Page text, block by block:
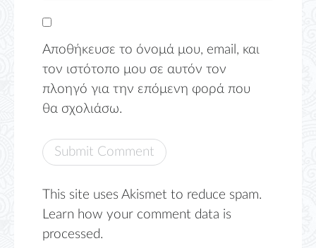
Αποθήκευσε το όνομά μου, email, και
τον ιστότοπο μου σε αυτόν τον
πλοηγό για την επόμενη φορά που
θα σχολιάσω.
This site uses Akismet to reduce spam.
Learn how your comment data is
processed.